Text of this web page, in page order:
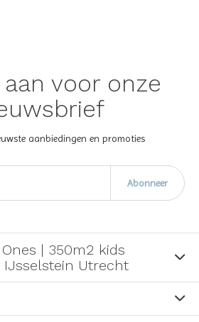
voor onze
aanbiedingen en promoties
Abonneer
| 350m2 kids
Utrecht